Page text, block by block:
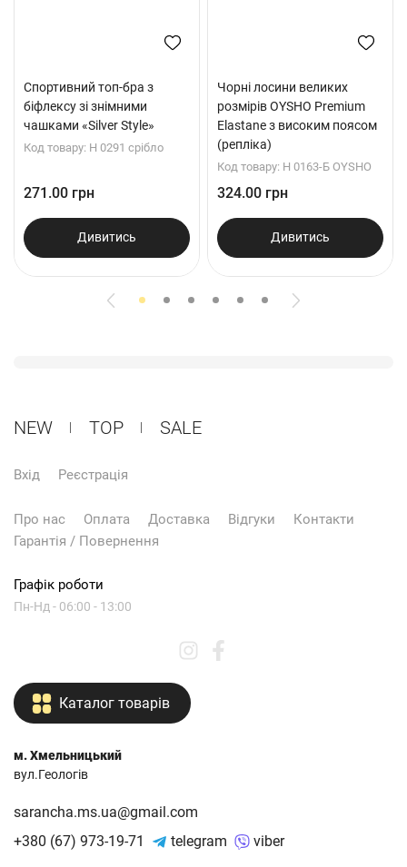
Спортивний топ-бра з
біфлексу зі знімними
чашками «Silver Style»
Код товару: Н 0291 срібло
271.00 грн
Дивитись
Чорні лосини великих
розмірів OYSHO Premium
Elastane з високим поясом
(репліка)
Код товару: Н 0163-Б OYSHO
324.00 грн
Дивитись
NEW ТОP SALE
Про нас Оплата Доставка Відгуки
Контакти
Гарантія / Повернення
Вхід Реєстрація
м. Хмельницький
вул.Геологів
sarancha.ms.ua@gmail.com
+380 (67) 973-19-71
telegram viber
Графік роботи
Пн-Нд - 06:00 - 13:00
Каталог товарів